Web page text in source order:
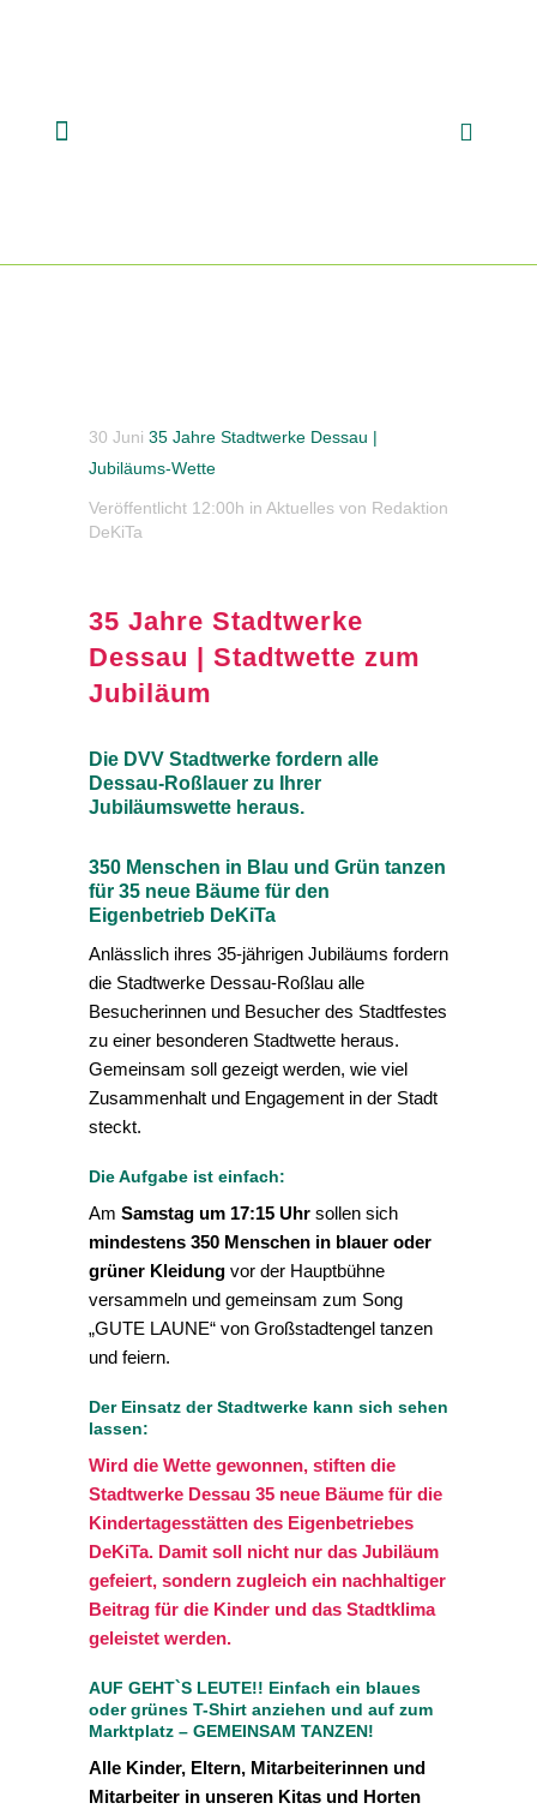
30 Juni 35 Jahre Stadtwerke Dessau |
Jubiläums-Wette
Veröffentlicht 12:00h in Aktuelles von Redaktion
DeKiTa
35 Jahre Stadtwerke
Dessau | Stadtwette zum
Jubiläum
Die DVV Stadtwerke fordern alle
Dessau-Roßlauer zu Ihrer
Jubiläumswette heraus.
350 Menschen in Blau und Grün tanzen
für 35 neue Bäume für den
Eigenbetrieb DeKiTa
Anlässlich ihres 35-jährigen Jubiläums fordern
die Stadtwerke Dessau-Roßlau alle
Besucherinnen und Besucher des Stadtfestes
zu einer besonderen Stadtwette heraus.
Gemeinsam soll gezeigt werden, wie viel
Zusammenhalt und Engagement in der Stadt
steckt.
Die Aufgabe ist einfach:
Am Samstag um 17:15 Uhr sollen sich
mindestens 350 Menschen in blauer oder
grüner Kleidung vor der Hauptbühne
versammeln und gemeinsam zum Song
„GUTE LAUNE“ von Großstadtengel tanzen
und feiern.
Der Einsatz der Stadtwerke kann sich sehen
lassen:
Wird die Wette gewonnen, stiften die
Stadtwerke Dessau 35 neue Bäume für die
Kindertagesstätten des Eigenbetriebes
DeKiTa. Damit soll nicht nur das Jubiläum
gefeiert, sondern zugleich ein nachhaltiger
Beitrag für die Kinder und das Stadtklima
geleistet werden.
AUF GEHT`S LEUTE!! Einfach ein blaues
oder grünes T-Shirt anziehen und auf zum
Marktplatz – GEMEINSAM TANZEN!
Alle Kinder, Eltern, Mitarbeiterinnen und
Mitarbeiter in unseren Kitas und Horten